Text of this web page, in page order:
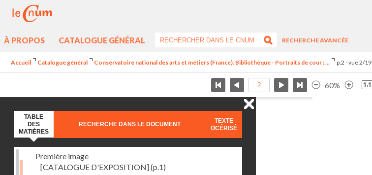
À PROPOS CATALOGUE GÉNÉRAL
RECHERCHE AVANCÉE
Accueil Catalogue général Conservatoire national des arts et métiers (France). Bibliothèque - Portraits de cour : ... p.2 - vue 2/19
60%
TABLE
DES
MATIÈRES
RECHERCHE DANS LE DOCUMENT
TEXTE
OCÉRISÉ
Première image
[CATALOGUE D'EXPOSITION](p.1)